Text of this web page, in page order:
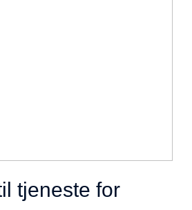
tjeneste for